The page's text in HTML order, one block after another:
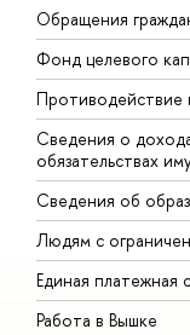
Обращения
Фонд целевого
Противодействие
Сведения о
обязательствах
Сведения об
Людям с
Единая платежная
Работа в Вышке